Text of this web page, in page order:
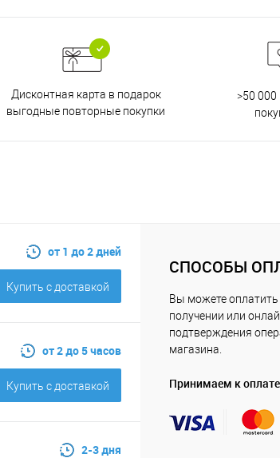
Дисконтная карта в подарок
выгодные повторные покупки
>50
от 1 до 2 дней
Купить c доставкой
от 2 до 5 часов
Купить c доставкой
2-3 дня
СПОСОБЫ
Вы можете оплатить
получении или
подтверждения
магазина.
Принимаем к оплате